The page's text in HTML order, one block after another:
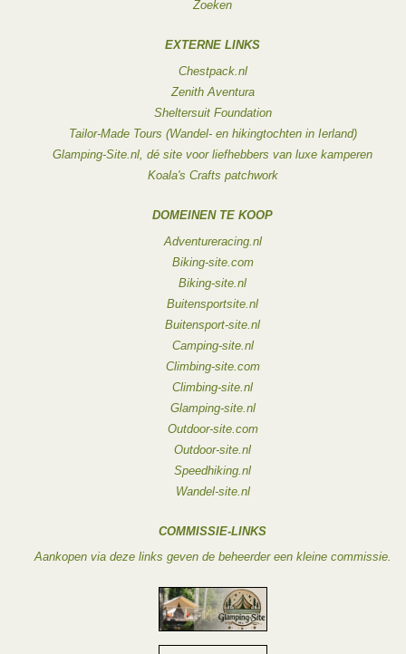
Zoeken
EXTERNE LINKS
Chestpack.nl
Zenith Aventura
Sheltersuit Foundation
Tailor-Made Tours (Wandel- en hikingtochten in Ierland)
Glamping-Site.nl, dé site voor liefhebbers van luxe kamperen
Koala's Crafts patchwork
DOMEINEN TE KOOP
Adventureracing.nl
Biking-site.com
Biking-site.nl
Buitensportsite.nl
Buitensport-site.nl
Camping-site.nl
Climbing-site.com
Climbing-site.nl
Glamping-site.nl
Outdoor-site.com
Outdoor-site.nl
Speedhiking.nl
Wandel-site.nl
COMMISSIE-LINKS
Aankopen via deze links geven de beheerder een kleine commissie.